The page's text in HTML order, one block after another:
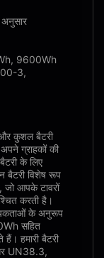
9600Wh
3,
और कुशल बैटरी
ग्राहकों की
के लिए
बैटरी विशेष रूप
जो आपके टावरों
करती है।
के अनुरूप
सहित
हमारी बैटरी
UN38.3,